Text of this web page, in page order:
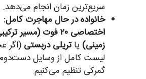
سریع‌ترین زمان انجام می‌دهد.
خانواده در حال مهاجرت کامل:
اختصاصی ۲۰ فوت (مسیر
زمینی) یاتریلی دربستی (اگر
لیست کامل از وسایل
گمرکی تنظیم می‌کنیم.